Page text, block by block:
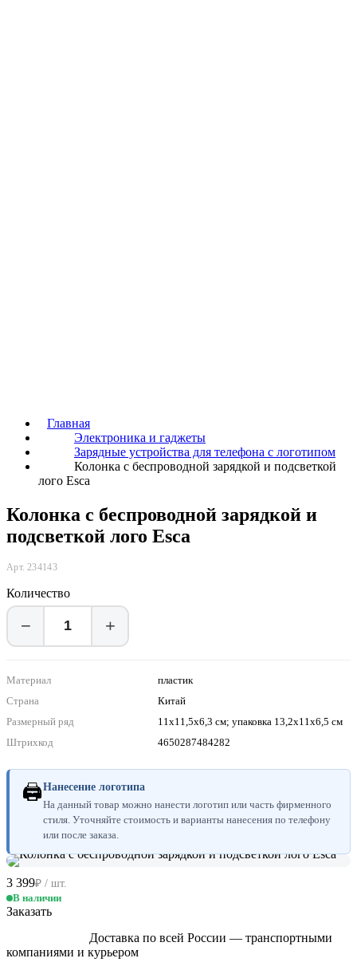
Главная
Электроника и гаджеты
Зарядные устройства для телефона с логотипом
Колонка с беспроводной зарядкой и подсветкой
лого Esca
Колонка с беспроводной зарядкой и
подсветкой лого Esca
Арт. 234143
Количество
− +
Материал
пластик
Страна
Китай
Размерный ряд
11х11,5х6,3 см; упаковка 13,2x11x6,5 см
Штрихкод
4650287484282
🖨Нанесение логотипа
На данный товар можно нанести логотип или часть фирменного
стиля. Уточняйте стоимость и варианты нанесения по телефону
или после заказа.
3 399₽ / шт.
В наличии
Заказать
Доставка по всей России — транспортными
компаниями и курьером